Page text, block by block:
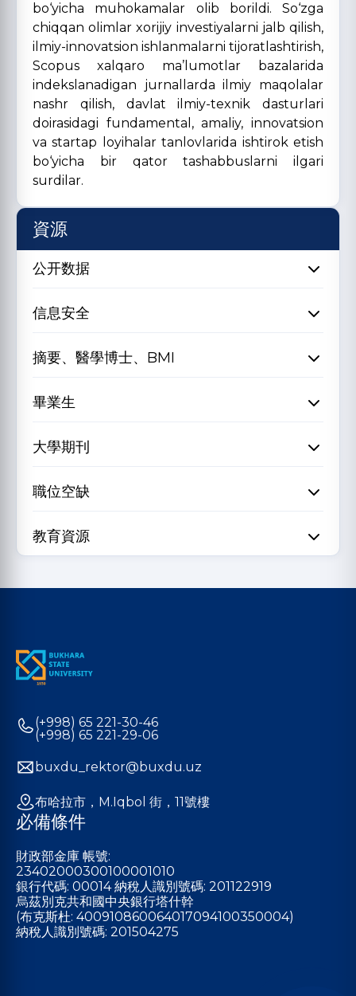
bo‘yicha muhokamalar olib borildi. So‘zga
chiqqan olimlar xorijiy investiyalarni jalb qilish,
ilmiy-innovatsion ishlanmalarni tijoratlashtirish,
Scopus xalqaro ma’lumotlar bazalarida
indekslanadigan jurnallarda ilmiy maqolalar
nashr qilish, davlat ilmiy-texnik dasturlari
doirasidagi fundamental, amaliy, innovatsion
va startap loyihalar tanlovlarida ishtirok etish
bo‘yicha bir qator tashabbuslarni ilgari
surdilar.
資源
公开数据
信息安全
摘要、醫學博士、BMI
畢業生
大學期刊
職位空缺
教育資源
(+998) 65 221-30-46
(+998) 65 221-29-06
buxdu_rektor@buxdu.uz
布哈拉市，M.Iqbol 街，11號樓
必備條件
財政部金庫 帳號:
23402000300100001010
銀行代碼: 00014 納稅人識別號碼: 201122919
烏茲別克共和國中央銀行塔什幹
(布克斯杜: 400910860064017094100350004)
納稅人識別號碼: 201504275